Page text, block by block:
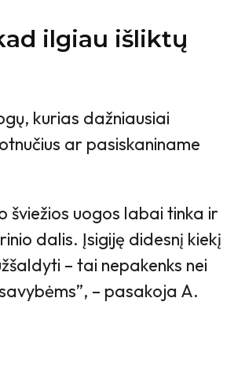
ilgiau išliktų
kurias dažniausiai
ar pasiskaniname
šviežios uogos labai tinka ir
dalis. Įsigiję didesnį kiekį
– tai nepakenks nei
– pasakoja A.